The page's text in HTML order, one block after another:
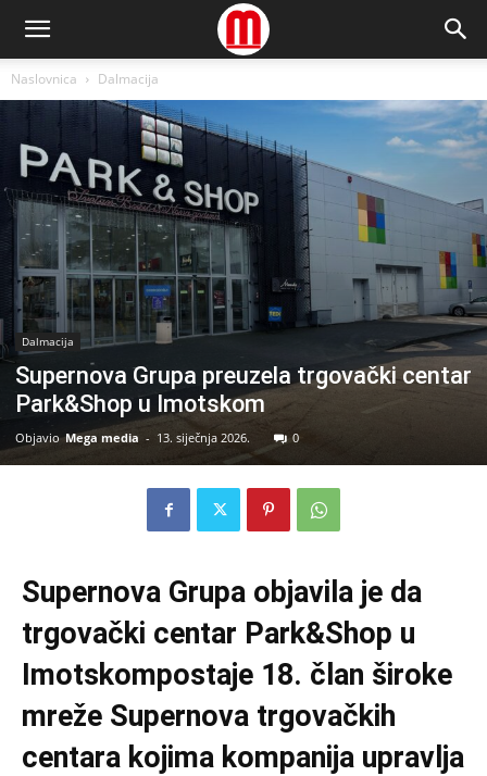
Naslovnica Dalmacija
Dalmacija
Supernova Grupa preuzela trgovački centar
Park&Shop u Imotskom
Objavio Mega media - 13. siječnja 2026. 0
Supernova Grupa objavila je da
trgovački centar Park&Shop u
Imotskompostaje 18. član široke
mreže Supernova trgovačkih
centara kojima kompanija upravlja